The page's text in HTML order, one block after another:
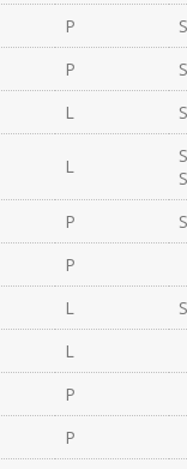
P
P
L
L
P
P
L
L
P
P